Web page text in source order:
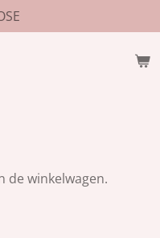
de winkelwagen.